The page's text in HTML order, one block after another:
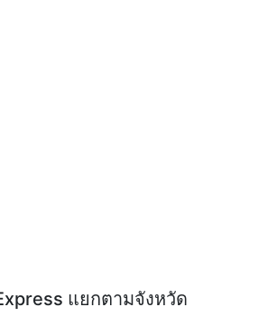
แยกตามจังหวัด